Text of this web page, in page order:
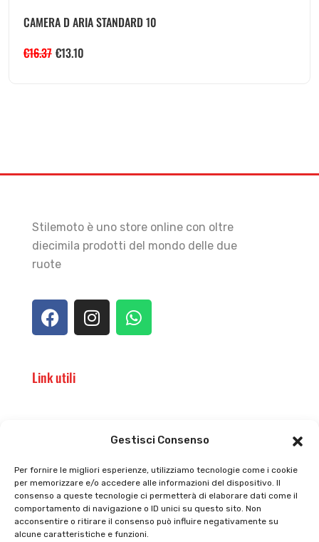
Gestisci Consenso
Per fornire le migliori esperienze, utilizziamo tecnologie come i cookie
per memorizzare e/o accedere alle informazioni del dispositivo. Il
consenso a queste tecnologie ci permetterà di elaborare dati come il
comportamento di navigazione o ID unici su questo sito. Non
acconsentire o ritirare il consenso può influire negativamente su
alcune caratteristiche e funzioni.
CAMERA D ARIA STANDARD 10
€16.37 €13.10
Stilemoto è uno store online con oltre
diecimila prodotti del mondo delle due
ruote
Link utili
Privacy policy
Cookie policy
Tutti prodotti
Termini e condizioni